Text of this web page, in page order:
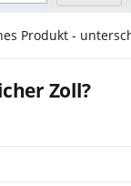
Produkt -
Zoll?